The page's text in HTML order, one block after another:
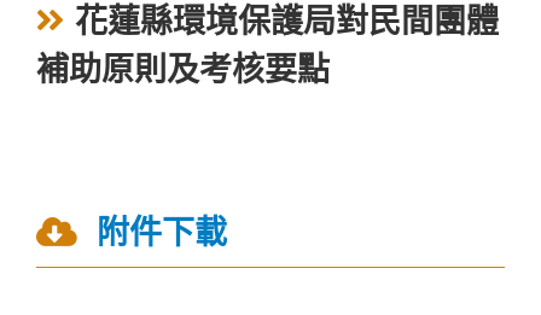
花蓮縣環境保護局對民間團體
補助原則及考核要點
附件下載